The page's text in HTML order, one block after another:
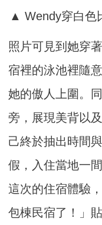
▲ Wendy穿白色
照片可見到她穿
宿裡的泳池裡隨
她的傲人上圍。
旁，展現美背以
己終於抽出時間
假，入住當地一
這次的住宿體驗
包棟民宿了！」